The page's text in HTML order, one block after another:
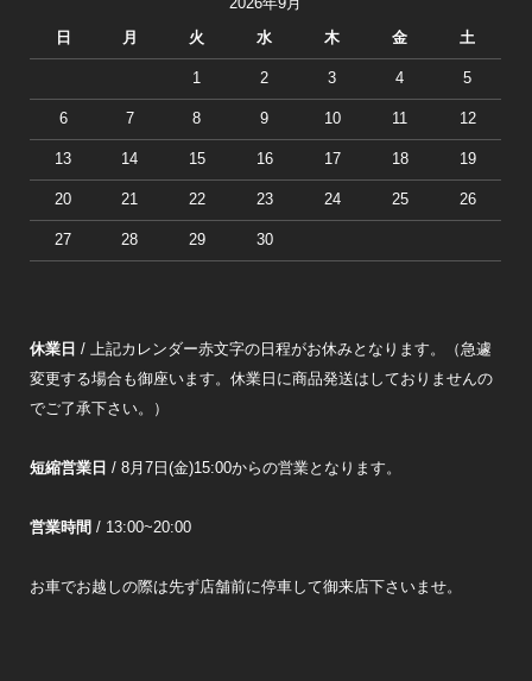
日 月 火 水 木 金 土
1 2 3 4 5
6 7 8 9 10 11 12
13 14 15 16 17 18 19
20 21 22 23 24 25 26
27 28 29 30
休業日 / 上記カレンダー赤文字の日程がお休みとなります。（急遽
変更する場合も御座います。休業日に商品発送はしておりませんの
でご了承下さい。）
短縮営業日 / 8月7日(金)15:00からの営業となります。
営業時間 / 13:00~20:00
お車でお越しの際は先ず店舗前に停車して御来店下さいませ。